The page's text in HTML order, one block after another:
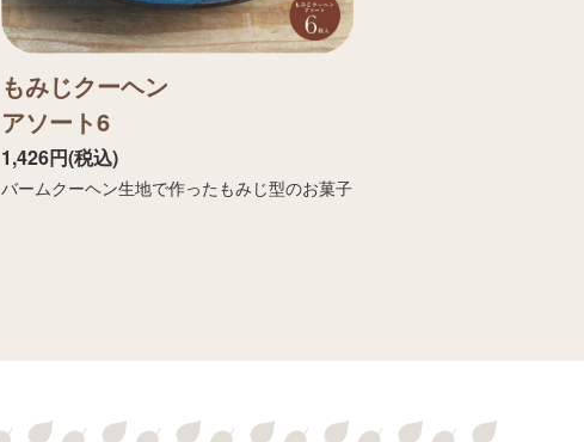
もみじクーヘン
アソート6
1,426円(税込)
バームクーヘン生地で作ったもみじ型のお菓子